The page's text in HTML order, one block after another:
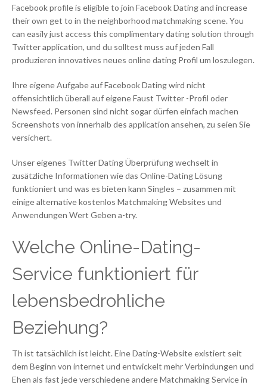
Facebook profile is eligible to join Facebook Dating and increase
their own get to in the neighborhood matchmaking scene. You
can easily just access this complimentary dating solution through
Twitter application, und du solltest muss auf jeden Fall
produzieren innovatives neues online dating Profil um loszulegen.
Ihre eigene Aufgabe auf Facebook Dating wird nicht
offensichtlich überall auf eigene Faust Twitter -Profil oder
Newsfeed. Personen sind nicht sogar dürfen einfach machen
Screenshots von innerhalb des application ansehen, zu seien Sie
versichert.
Unser eigenes Twitter Dating Überprüfung wechselt in
zusätzliche Informationen wie das Online-Dating Lösung
funktioniert und was es bieten kann Singles – zusammen mit
einige alternative kostenlos Matchmaking Websites und
Anwendungen Wert Geben a-try.
Welche Online-Dating-
Service funktioniert für
lebensbedrohliche
Beziehung?
Th ist tatsächlich ist leicht. Eine Dating-Website existiert seit
dem Beginn von internet und entwickelt mehr Verbindungen und
Ehen als fast jede verschiedene andere Matchmaking Service in